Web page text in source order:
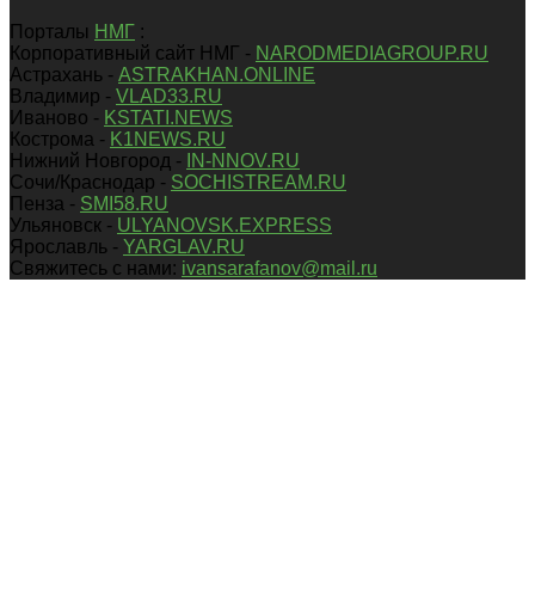
Порталы НМГ :
Корпоративный сайт НМГ - NARODMEDIAGROUP.RU
Астрахань - ASTRAKHAN.ONLINE
Владимир - VLAD33.RU
Иваново - KSTATI.NEWS
Кострома - K1NEWS.RU
Нижний Новгород -
IN-NNOV.RU
Сочи/Краснодар - SOCHISTREAM.RU
Пенза - SMI58.RU
Ульяновск - ULYANOVSK.EXPRESS
Ярославль - YARGLAV.RU
Свяжитесь с нами: ivansarafanov@mail.ru